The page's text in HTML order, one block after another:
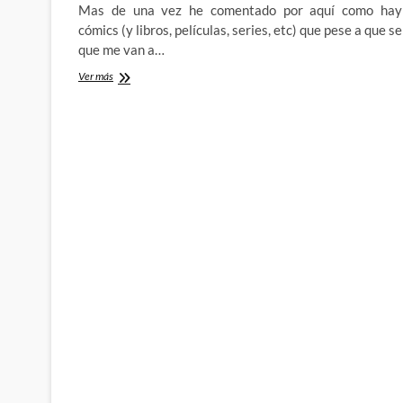
Mas de una vez he comentado por aquí como hay
cómics (y libros, películas, series, etc) que pese a que se
que me van a…
Ver másThe